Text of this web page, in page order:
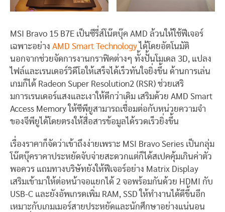
MSI Bravo 15 B7E เป็นซีรี่ส์โน๊ตบุ๊ค AMD ล้วนให้ใช้ฟีเจอร์
เฉพาะอย่าง AMD Smart Technology ได้โดยอัตโนมัติ
นอกจากช่วยจัดการงานกราฟิคต่างๆ ทั้งปั้นโมเดล 3D, แปลง
ไฟล์และเรนเดอร์วิดีโอให้เสร็จได้เร็วทันใจยิ่งขึ้น ด้านการเล่น
เกมก็ได้ Radeon Super Resolution2 (RSR) ช่วยเสริ
มการเรนเดอร์แสงและเงาให้ดีกว่าเดิม เสริมด้วย AMD Smart
Access Memory ให้ซีพียูสามารถเชื่อมต่อกับหน่วยความจำ
ของจีพียูได้โดยตรงให้สื่อสารข้อมูลได้รวดเร็วยิ่งขึ้น
เรื่องราคาก็จัดว่าเข้าถึงง่ายเพราะ MSI Bravo Series เป็นกลุ่ม
โน๊ตบุ๊คราคาประหยัดจับจ่ายสะดวกแต่ก็ได้สเปคคุ้มเกินค่าตัว
พอควร แถมทางบริษัทยังให้ฟีเจอร์อย่าง Matrix Display
เสริมเข้ามาให้ต่อหน้าจอแยกได้ 2 จอพร้อมกันด้วย HDMI กับ
USB-C และยังอัพเกรดเพิ่ม RAM, SSD ให้ทำงานได้ดีขึ้นอีก
เหมาะกับเกมเมอร์สายประหยัดและนักศึกษาอย่างแน่นอน